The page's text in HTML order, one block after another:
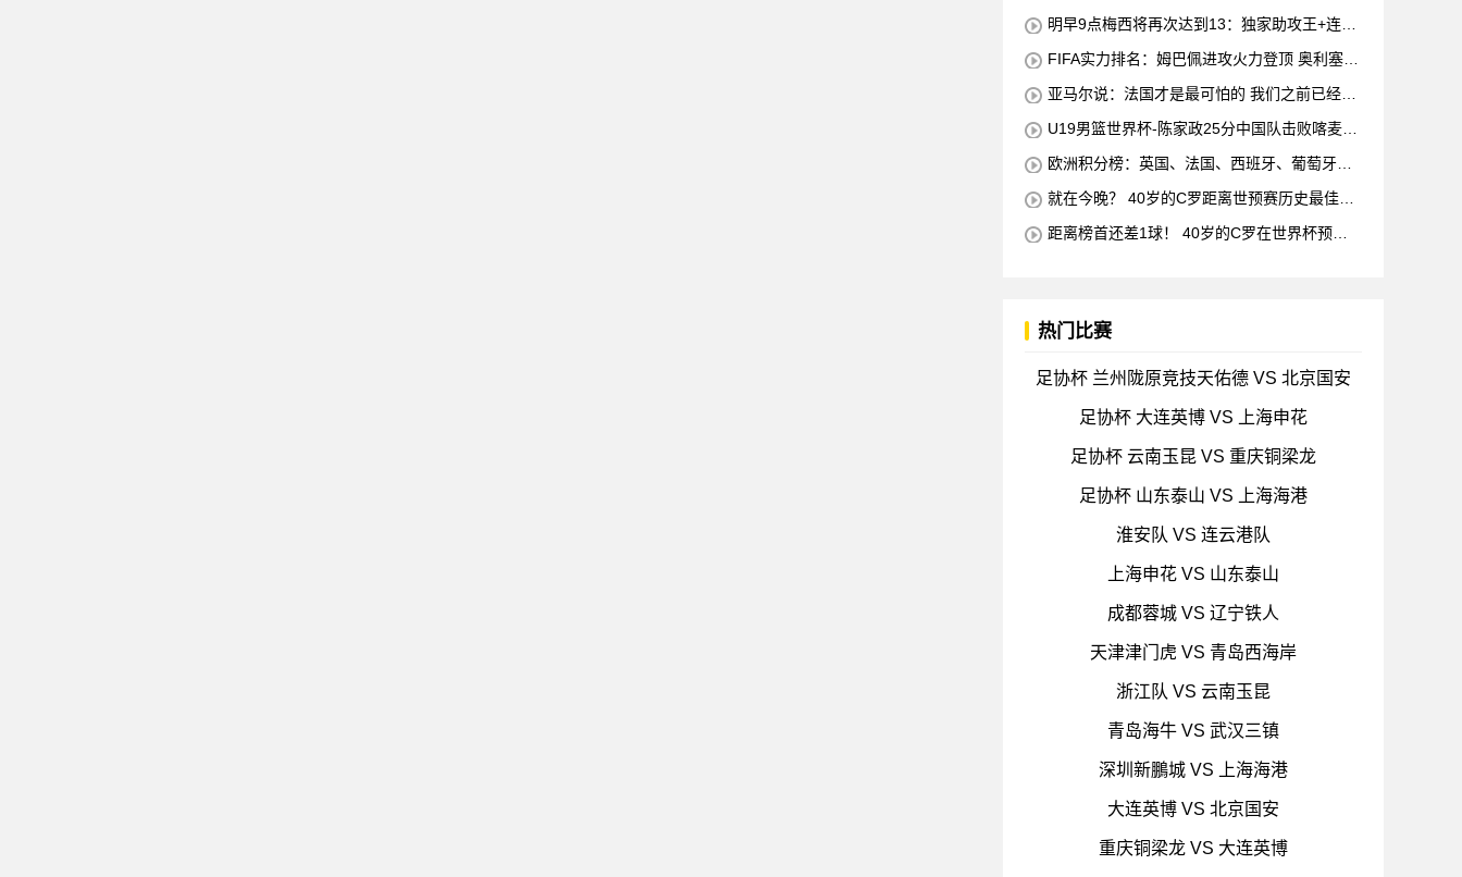
明早9点梅西将再次达到13：独家助攻王+连续
FIFA实力排名：姆巴佩进攻火力登顶 奥利塞创
亚马尔说：法国才是最可怕的 我们之前已经消
U19男篮世界杯-陈家政25分中国队击败喀麦隆
欧洲积分榜：英国、法国、西班牙、葡萄牙状
就在今晚？ 40岁的C罗距离世预赛历史最佳射
录
距离榜首还差1球！ 40岁的C罗在世界杯预赛
热门比赛
足协杯 兰州陇原竞技天佑德 VS 北京国安
足协杯 大连英博 VS 上海申花
足协杯 云南玉昆 VS 重庆铜梁龙
足协杯 山东泰山 VS 上海海港
淮安队 VS 连云港队
上海申花 VS 山东泰山
成都蓉城 VS 辽宁铁人
天津津门虎 VS 青岛西海岸
浙江队 VS 云南玉昆
青岛海牛 VS 武汉三镇
深圳新鵬城 VS 上海海港
大连英博 VS 北京国安
重庆铜梁龙 VS 大连英博